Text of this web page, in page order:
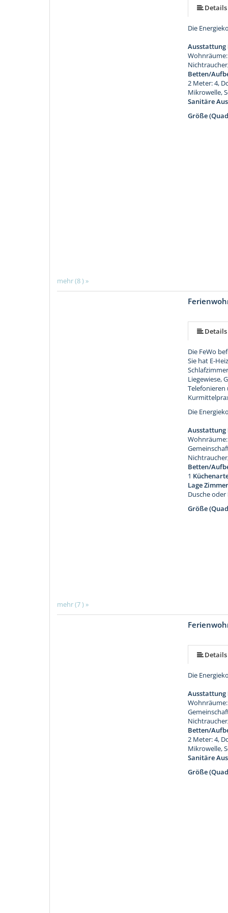
mehr (8 ) »
Details
Die
Betten/
2 Meter: 4,
Mikrowelle,
Sanitäre
Größe
mehr (7 ) »
Details
Die FeWo
Sie hat E-
Liegewiese,
Telefonieren
Die
Betten/
1
Lage
Dusche oder
Größe
Details
Die
Betten/
2 Meter: 4,
Mikrowelle,
Sanitäre
Größe